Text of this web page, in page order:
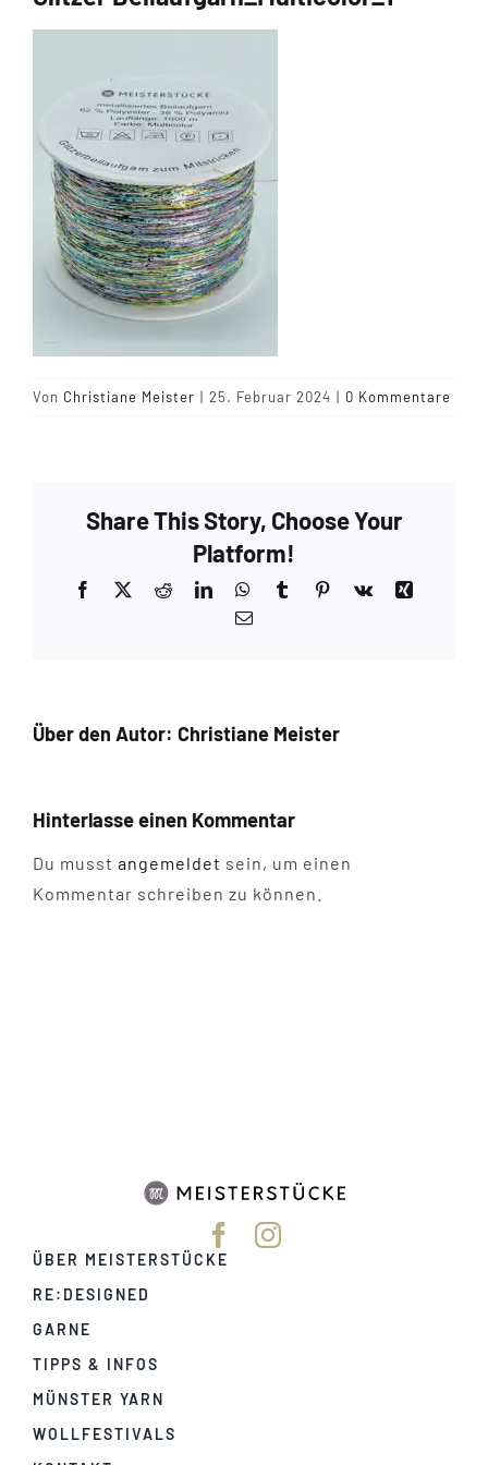
Münster Yarn
Wollfestivals
Kontakt
Von Christiane Meister | 25. Februar 2024 | 0 Kommentare
Share This Story, Choose Your
Platform!
Facebook Reddit LinkedInWhatsApp
TumblrPinterest
Vk
E-
Über den Autor: Christiane Meister
Hinterlasse einen Kommentar
Du musst angemeldet sein, um einen
Kommentar schreiben zu können.
ÜBER MEISTERSTÜCKE
RE:DESIGNED
GARNE
TIPPS & INFOS
MÜNSTER YARN
WOLLFESTIVALS